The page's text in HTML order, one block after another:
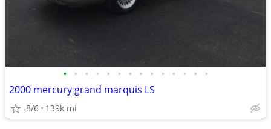
• • • • • • • • • • • • • •
2000 mercury grand marquis LS
8/6 139k mi